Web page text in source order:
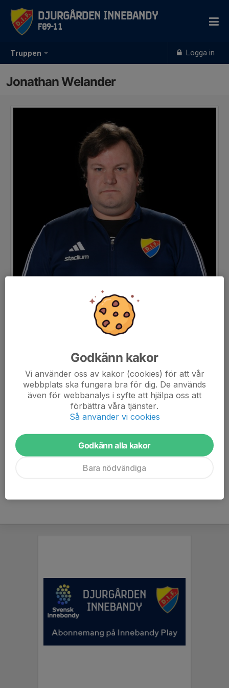
Truppen Logga in
Djurgården Innebandy
F09-11
Jonathan Welander
Titel
Tränare
Ålder
36 år
Godkänn kakor
Vi använder oss av kakor (cookies) för att vår
webbplats ska fungera bra för dig. De används
även för webbanalys i syfte att hjälpa oss att
förbättra våra tjänster.
Så använder vi cookies
Godkänn alla kakor
Bara nödvändiga